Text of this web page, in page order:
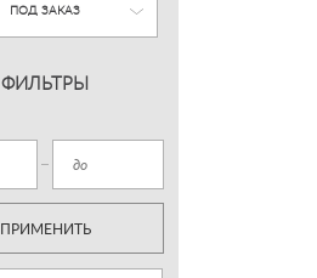
ПОД ЗАКАЗ
ФИЛЬТРЫ
ПРИМЕНИТЬ